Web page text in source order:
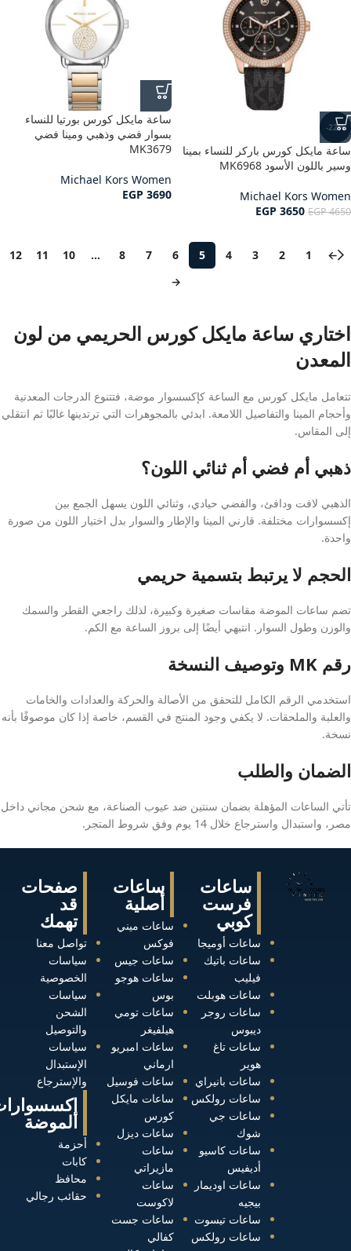
-22%
ساعة مايكل كورس باركر للنساء بمينا
وسير باللون الأسود MK6968
Michael Kors Women
EGP4650
EGP 3650
ساعة مايكل كورس بورتيا للنساء
بسوار فضي وذهبي ومينا فضي
MK3679
Michael Kors Women
EGP 3690
←
1
2
3
4
5
6
7
8
…
10
11
12
→
اختاري ساعة مايكل كورس الحريمي من لون
المعدن
تتعامل مايكل كورس مع الساعة كإكسسوار موضة، فتتنوع الدرجات المعدنية
وأحجام المينا والتفاصيل اللامعة. ابدئي بالمجوهرات التي ترتدينها غالبًا ثم انتقلي
إلى المقاس.
ذهبي أم فضي أم ثنائي اللون؟
الذهبي لافت ودافئ، والفضي حيادي، وثنائي اللون يسهل الجمع بين
إكسسوارات مختلفة. قارني المينا والإطار والسوار بدل اختيار اللون من صورة
واحدة.
الحجم لا يرتبط بتسمية حريمي
تضم ساعات الموضة مقاسات صغيرة وكبيرة، لذلك راجعي القطر والسمك
والوزن وطول السوار. انتبهي أيضًا إلى بروز الساعة مع الكم.
رقم MK وتوصيف النسخة
استخدمي الرقم الكامل للتحقق من الأصالة والحركة والعدادات والخامات
والعلبة والملحقات. لا يكفي وجود المنتج في القسم، خاصة إذا كان موصوفًا بأنه
نسخة.
الضمان والطلب
تأتي الساعات المؤهلة بضمان سنتين ضد عيوب الصناعة، مع شحن مجاني داخل
مصر، واستبدال واسترجاع خلال 14 يوم وفق شروط المتجر.
صفحات
قد
تهمك
تواصل معنا
سياسات
الخصوصية
سياسات
الشحن
والتوصيل
سياسات
الإستبدال
والإسترجاع
الموضة
أحزمة
كابات
محافظ
حقائب رجالي
ساعات
أصلية
ساعات ميني
فوكس
ساعات جيس
ساعات هوجو
بوس
ساعات تومي
هيلفيغر
ساعات امبريو
ارماني
ساعات فوسيل
ساعات مايكل
كورس
ساعات ديزل
ساعات
مازيراتي
ساعات
لاكوست
ساعات جست
كفالي
ساعات
فرست
كوبي
ساعات أوميجا
ساعات باتيك
فيليب
ساعات هوبلت
ساعات روجر
ديبوس
ساعات تاغ
هوير
ساعات بانيراي
ساعات رولكس
ساعات جي
شوك
ساعات كاسيو
أديفيس
ساعات اوديمار
بيجيه
ساعات تيسوت
ساعات رولكس